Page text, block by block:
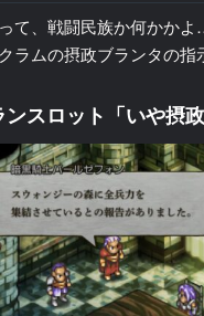
て、戦闘民族か何かか
ラムの摂政ブランタの指
スロット「いや摂